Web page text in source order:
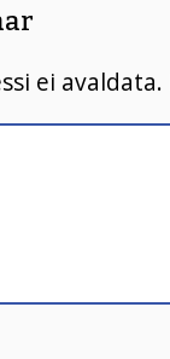
ei avaldata.